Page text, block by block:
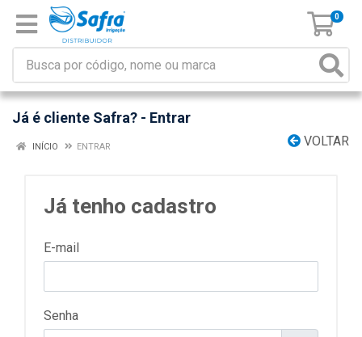
0
Já é cliente Safra? - Entrar
VOLTAR
INÍCIO ENTRAR
Já tenho cadastro
E-mail
Senha